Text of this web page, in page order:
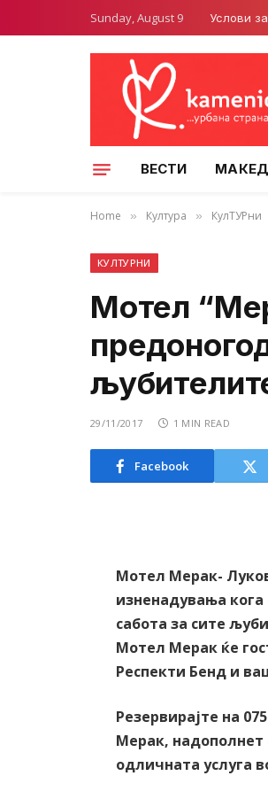
Sunday, August 9 Услови
ВЕСТИ
Home » Култура » КулТУРни
КУЛТУРНИ
Мотел
29/11/2017 1 MIN READ
Facebook
Мотел Мерак-
изненадувања кога
сабота за сите
Мотел Мерак ќе
Респекти Бенд и
Резервирајте на
Мерак, надополнет
одличната услуга